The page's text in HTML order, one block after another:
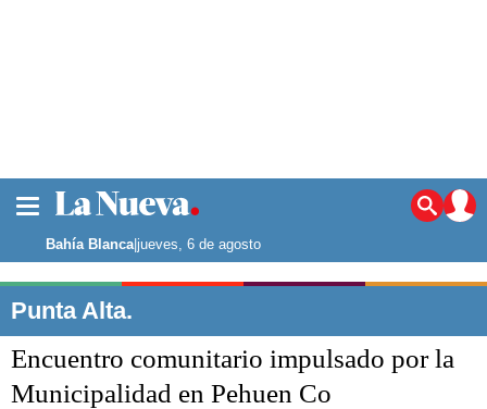
Noticias
La ciudad
Punta Alta
El mundo
Seguridad
Bahía Blanca|jueves, 6 de agosto
Punta Alta.
Encuentro comunitario impulsado por la
Municipalidad en Pehuen Co